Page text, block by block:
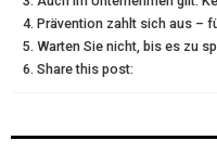
E
R
K
Prävention zahlt sich aus –
Warten Sie nicht, bis es zu
Share this post: